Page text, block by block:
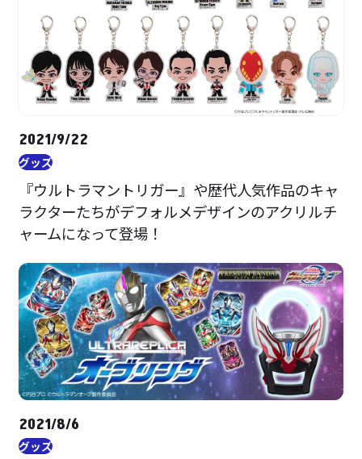
2021/9/22
グッズ
『ウルトラマントリガー』や歴代人気作品のキャ
ラクターたちがデフォルメデザインのアクリルチ
ャームになって登場！
2021/8/6
グッズ